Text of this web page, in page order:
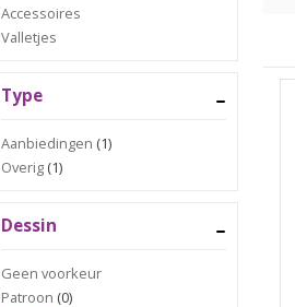
Accessoires
Valletjes
Type
Aanbiedingen (1)
Overig (1)
Dessin
Geen voorkeur
Patroon (0)